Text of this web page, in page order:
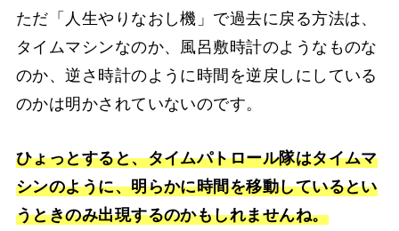
ただ「人生やりなおし機」で過去に戻る方法は、
タイムマシンなのか、風呂敷時計のようなものな
のか、逆さ時計のように時間を逆戻しにしている
のかは明かされていないのです。
ひょっとすると、タイムパトロール隊はタイムマ
シンのように、明らかに時間を移動しているとい
うときのみ出現するのかもしれませんね。